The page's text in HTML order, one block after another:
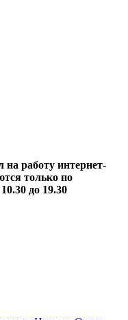
работу интернет-
только по
10.30 до 19.30